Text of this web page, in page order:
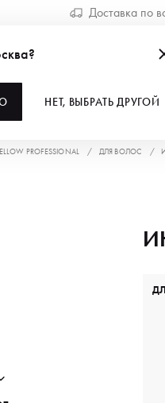
Доставка по
НЕТ, ВЫБРАТЬ ДРУГОЙ
PROFESSIONAL ДЛЯ ВОЛОС